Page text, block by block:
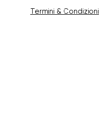
Termini & Condizioni